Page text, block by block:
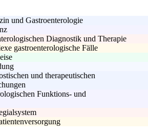
und Gastroenterologie
Diagnostik und Therapie
gastroenterologische Fälle
und therapeutischen
Funktions- und